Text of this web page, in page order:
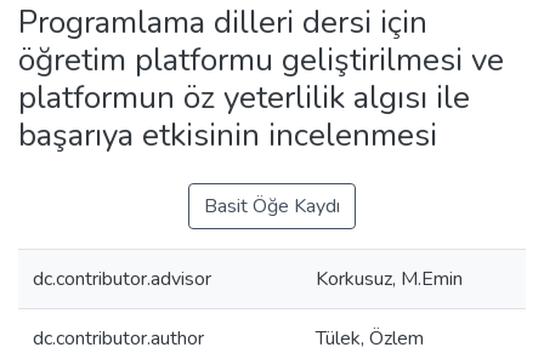
Programlama dilleri dersi için
öğretim platformu geliştirilmesi ve
platformun öz yeterlilik algısı ile
başarıya etkisinin incelenmesi
Basit Öğe Kaydı
dc.contributor.advisor Korkusuz, M.Emin
dc.contributor.author Tülek, Özlem